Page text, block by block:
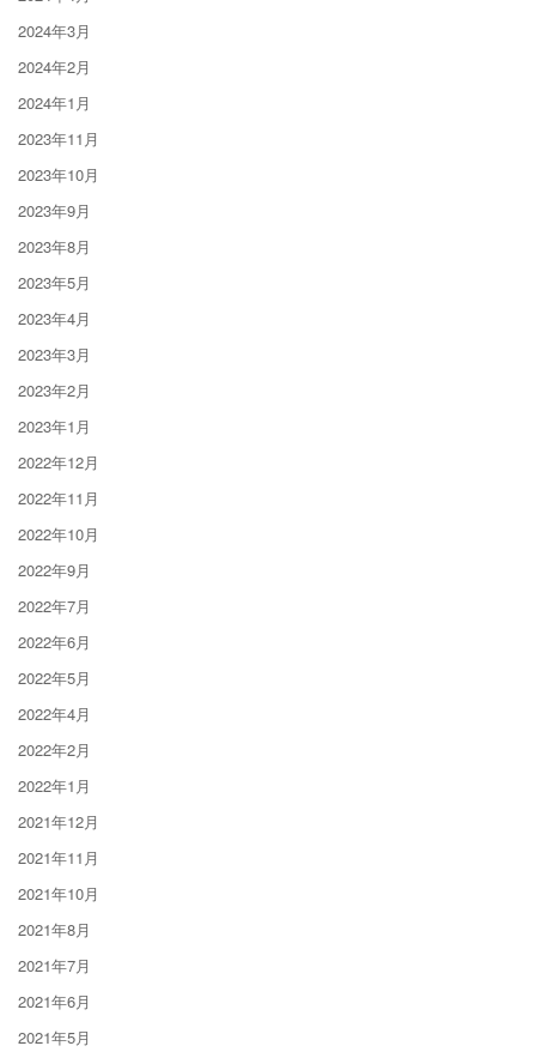
2024年3月
2024年2月
2024年1月
2023年11月
2023年10月
2023年9月
2023年8月
2023年5月
2023年4月
2023年3月
2023年2月
2023年1月
2022年12月
2022年11月
2022年10月
2022年9月
2022年7月
2022年6月
2022年5月
2022年4月
2022年2月
2022年1月
2021年12月
2021年11月
2021年10月
2021年8月
2021年7月
2021年6月
2021年5月